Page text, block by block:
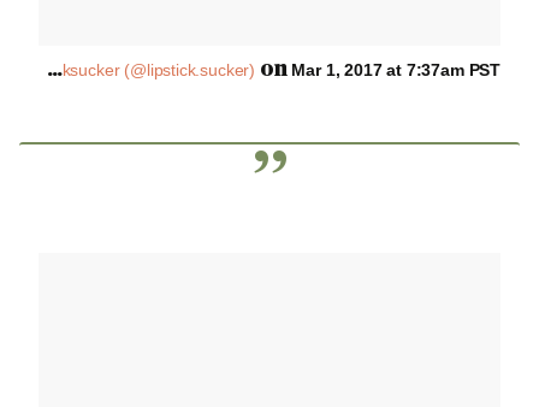
A
post shared by Lipsticksucker (@lipstick.sucker) on Mar 1, 2017 at 7:37am PST